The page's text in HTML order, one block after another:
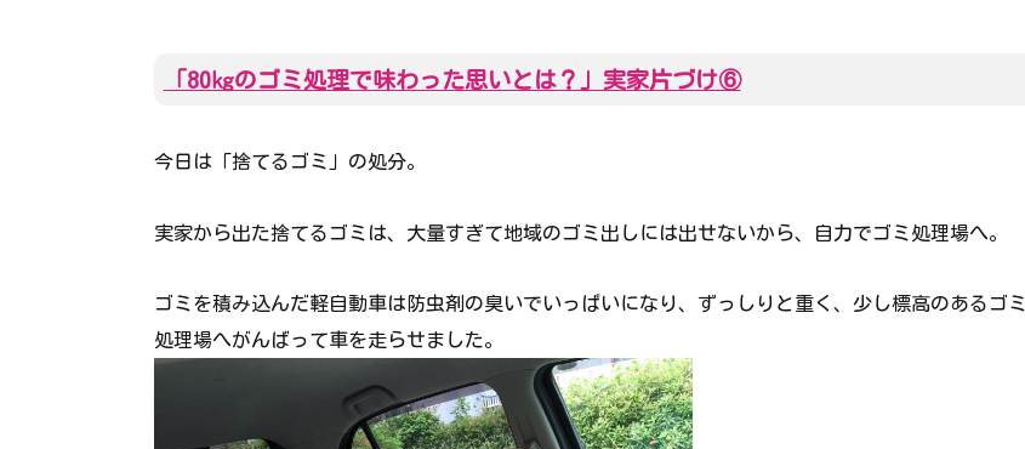
「80㎏のゴミ処理で味わった思いとは？」実家片づけ⑥
今日は「捨てるゴミ」の処分。
実家から出た捨てるゴミは、大量すぎて地域のゴミ出しには出せないから、自力でゴミ処理場へ。
ゴミを積み込んだ軽自動車は防虫剤の臭いでいっぱいになり、ずっしりと重く、少し標高のあるゴミ
処理場へがんばって車を走らせました。